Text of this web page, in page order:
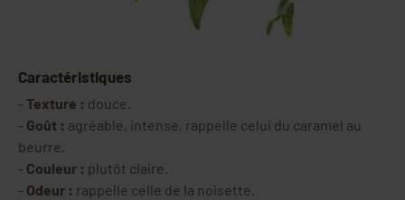
Caractéristiques
-Texture : douce.
- Goût : agréable, intense, rappelle celui du caramel au
beurre.
- Couleur : plutôt claire.
- Odeur : rappelle celle de la noisette.